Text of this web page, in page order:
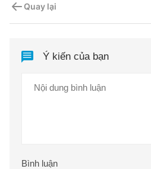
Quay lại
Ý kiến của bạn
Bình luận